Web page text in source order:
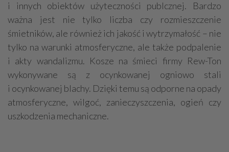
i innych obiektów użyteczności publcznej. Bardzo
ważna jest nie tylko liczba czy rozmieszczenie
śmietników, ale również ich jakość i wytrzymałość – nie
tylko na warunki atmosferyczne, ale także podpalenie
i akty wandalizmu. Kosze na śmieci firmy Rew-Ton
wykonywane są z ocynkowanej ogniowo stali
i ocynkowanej blachy. Dzięki temu są odporne na opady
atmosferyczne, wilgoć, zanieczyszczenia, ogień czy
uszkodzenia mechaniczne.